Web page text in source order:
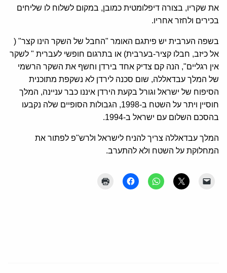
את שקריו, בצורה דיפלומטית כמובן, במקום לשלוח לו שליחים
בכירים ולחזר אחריו.
בשפה הערבית יש פיתגם האומר "החבל של השקר הינו קצר" (
אל כיזב, חבלו קציר-בערבית) או בתרגום חופשי לעברית " לשקר
אין רגליים", הנה קם צדיק אחד בירדן וחשף את השקר הרשמי
של המלך עבדאללה, שום סכנה לירדן לא נשקפת מתוכנית
הסיפוח של ישראל וגורל בקעת הירדן איננו כבר עניינה, המלך
חוסיין ויתר על השטח ב-1998, הגבולות הסופיים שלה נקבעו
בהסכם השלום עם ישראל ב-1994.
המלך עבדאללה צריך להניח לישראל ולרש"פ לפתור את
המחלוקת על השטח ולא להתערב.